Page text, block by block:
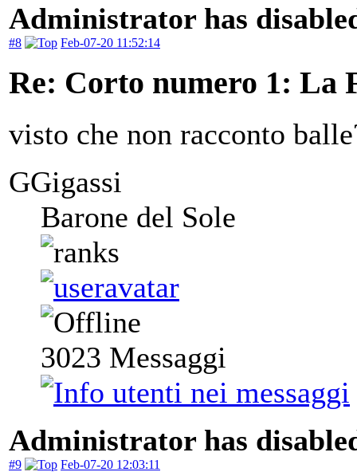
Administrator has
#8 Feb-07-20 11:52:14
Re: Corto numero 1: La
visto che non racconto
GGigassi
Barone del Sole
3023 Messaggi
Administrator has
#9 Feb-07-20 12:03:11